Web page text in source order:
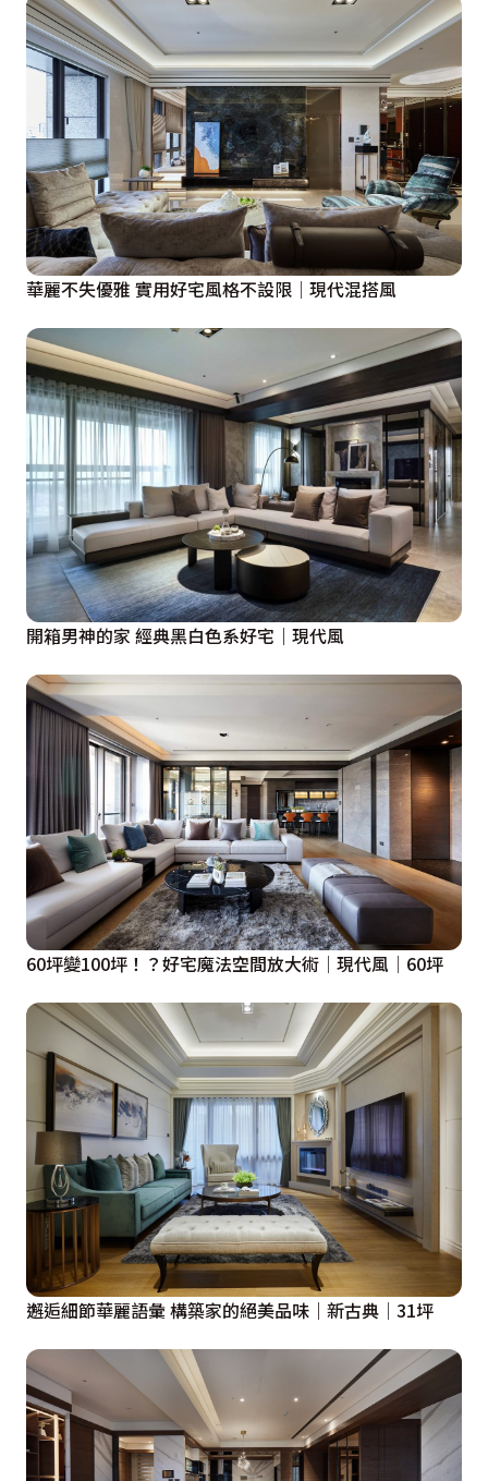
華麗不失優雅 實用好宅風格不設限│現代混搭風
開箱男神的家 經典黑白色系好宅｜現代風
60坪變100坪！？好宅魔法空間放大術│現代風│60坪
邂逅細節華麗語彙 構築家的絕美品味｜新古典│31坪